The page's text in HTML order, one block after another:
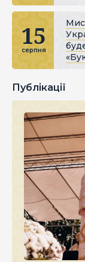
15
серпня
Публікації